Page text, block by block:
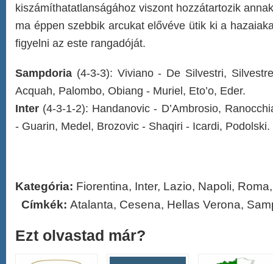
kiszámíthatatlanságához viszont hozzátartozik
ma éppen szebbik arcukat elővéve ütik ki a
figyelni az este rangadóját.
Sampdoria (4-3-3): Viviano - De Silvestri,
Acquah, Palombo, Obiang - Muriel, Eto’o, Eder.
Inter (4-3-1-2): Handanovic - D’Ambrosio,
- Guarin, Medel, Brozovic - Shaqiri - Icardi, Podolski.
Kategória: Fiorentina, Inter, Lazio, Napoli, Roma
Címkék: Atalanta, Cesena, Hellas Verona,
Ezt olvastad már?